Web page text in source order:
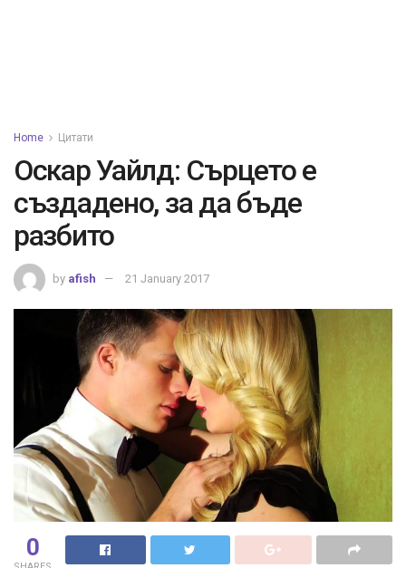
Home Цитати
Оскар Уайлд: Сърцето е
създадено, за да бъде
разбито
by afish 21 January 2017
0